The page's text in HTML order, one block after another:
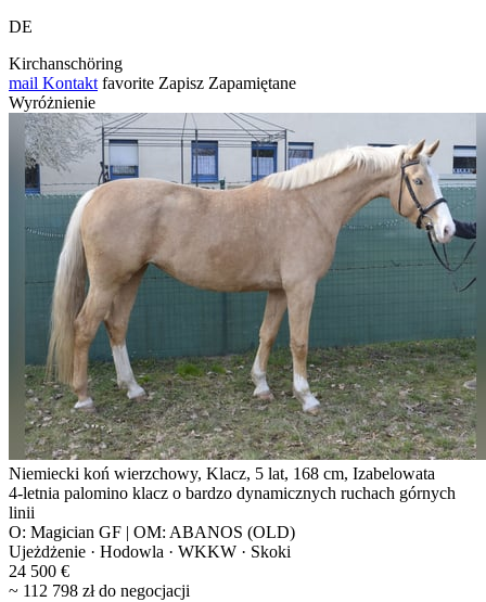
DE
Kirchanschöring
mail Kontakt favorite Zapisz Zapamiętane
Wyróżnienie
Niemiecki koń wierzchowy, Klacz, 5 lat, 168 cm, Izabelowata
4-letnia palomino klacz o bardzo dynamicznych ruchach górnych
linii
O: Magician GF | OM: ABANOS (OLD)
Ujeżdżenie · Hodowla · WKKW · Skoki
24 500 €
~ 112 798 zł do negocjacji